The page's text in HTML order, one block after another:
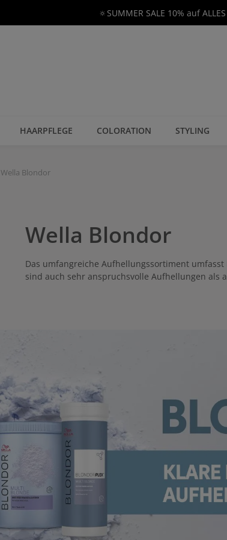
🔅SUMMER SALE 10% auf
HAARPFLEGE COLORATION STYLING
Wella Blondor
Wella Blondor
Das umfangreiche Aufhellungssortiment
sind auch sehr anspruchsvolle Aufhellungen als